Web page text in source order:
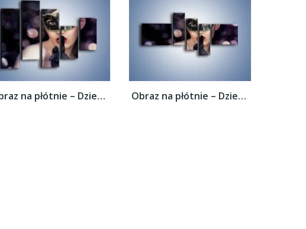
Obraz na płótnie – Dziewczyna w czarnej... Obraz na płótnie – Dziewczyna w czarnej...